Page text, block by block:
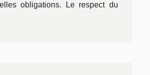
obligations. Le respect du